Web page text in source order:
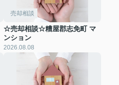
売却相談
☆売却相談☆糟屋郡志免町 マ
ンション
2026.08.08